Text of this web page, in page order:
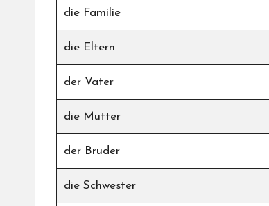
die Familie
die Eltern
der Vater
die Mutter
der Bruder
die Schwester